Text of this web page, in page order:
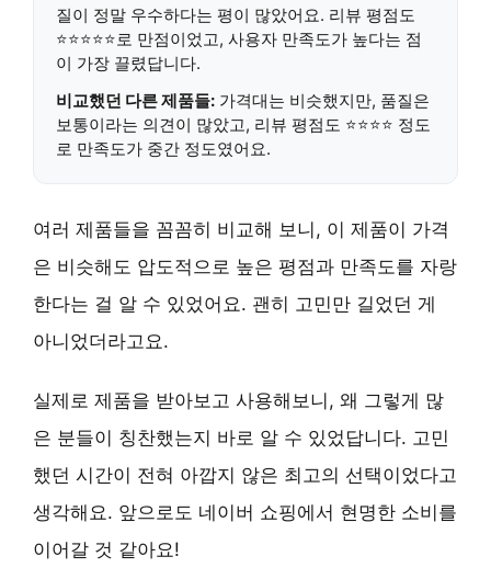
질이 정말 우수하다는 평이 많았어요. 리뷰 평점도
⭐⭐⭐⭐⭐로 만점이었고, 사용자 만족도가 높다는 점
이 가장 끌렸답니다.
비교했던 다른 제품들: 가격대는 비슷했지만, 품질은
보통이라는 의견이 많았고, 리뷰 평점도 ⭐⭐⭐⭐ 정도
로 만족도가 중간 정도였어요.
여러 제품들을 꼼꼼히 비교해 보니, 이 제품이 가격
은 비슷해도 압도적으로 높은 평점과 만족도를 자랑
한다는 걸 알 수 있었어요. 괜히 고민만 길었던 게
아니었더라고요.
실제로 제품을 받아보고 사용해보니, 왜 그렇게 많
은 분들이 칭찬했는지 바로 알 수 있었답니다. 고민
했던 시간이 전혀 아깝지 않은 최고의 선택이었다고
생각해요. 앞으로도 네이버 쇼핑에서 현명한 소비를
이어갈 것 같아요!